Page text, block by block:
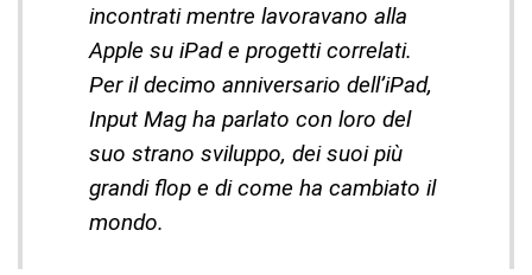
incontrati mentre lavoravano alla
Apple su iPad e progetti correlati.
Per il decimo anniversario dell’iPad,
Input Mag ha parlato con loro del
suo strano sviluppo, dei suoi più
grandi flop e di come ha cambiato il
mondo.